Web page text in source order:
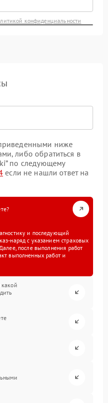
конфиденциальности
ниже
либо обратиться в
по следующему
если не нашли ответ на
и последующий
наряд с указанием страховых
после выполнения работ
выполненных работ и